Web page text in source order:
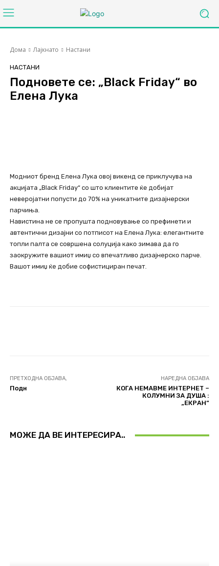
Дома Лајкнато Настани
НАСТАНИ
Подновете се: „Black Friday“ во
Елена Лука
Модниот бренд Елена Лука овој викенд се приклучува на
акцијата „Black Friday“ со што клиентите ќе добијат
неверојатни попусти до 70% на уникатните дизајнерски
парчиња.
Навистина не се пропушта подновување со префинети и
автентични дизајни со потписот на Елена Лука: елегантните
топли палта се совршена солуција како зимава да го
заокружите вашиот имиџ со впечатливо дизајнерско парче.
Вашот имиџ ќе добие софистициран печат.
ПРЕТХОДНА ОБЈАВА,
Подн
НАРЕДНА ОБЈАВА
КОГА НЕМАВМЕ ИНТЕРНЕТ –
КОЛУМНИ ЗА ДУША :
„ЕКРАН“
МОЖЕ ДА ВЕ ИНТЕРЕСИРА..